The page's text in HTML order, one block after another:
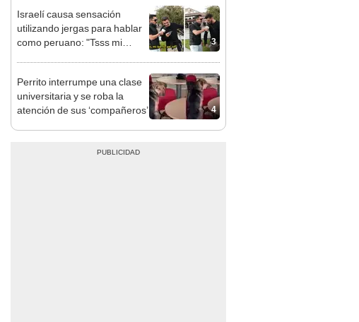
3
Israelí causa sensación
utilizando jergas para hablar
como peruano: "Tsss mi
4
Perrito interrumpe una clase
universitaria y se roba la
atención de sus ‘compañeros’